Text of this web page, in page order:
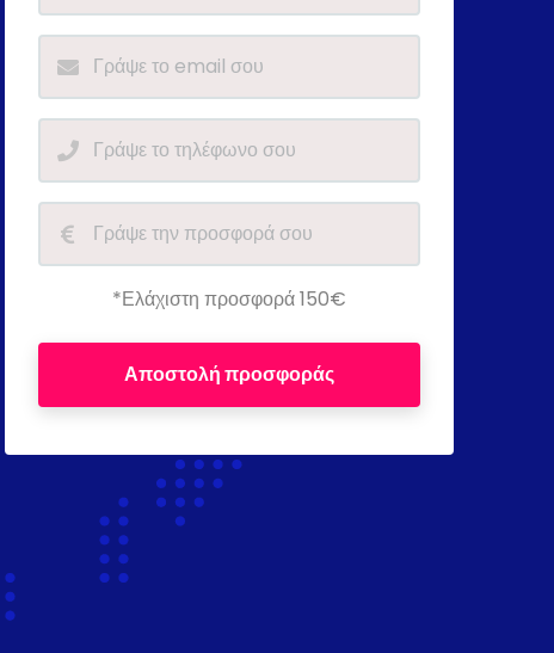
*Ελάχιστη προσφορά 150€
Αποστολή προσφοράς